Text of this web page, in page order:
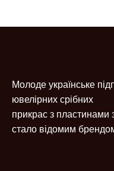
Молоде українське
ювелірних срібних
прикрас з пластинами
стало відомим брендом